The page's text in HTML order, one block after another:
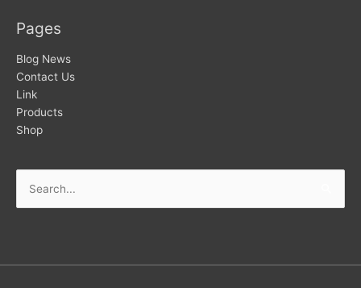
Pages
Blog News
Contact Us
Link
Products
Shop